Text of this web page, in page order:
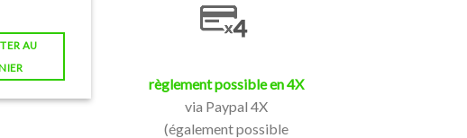
AU
règlement possible en 4X
via Paypal 4X
(également possible